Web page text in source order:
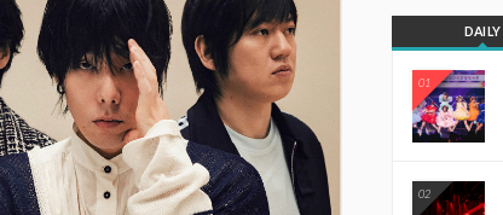
DAILY
01
02